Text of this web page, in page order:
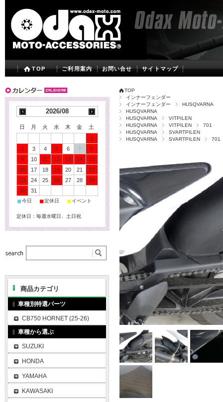
TOP ご利用案内 お問い合せ サイトマップ
TOP
インナーフェンダー
インナーフェンダー
HUSQVARNA
HUSQVARNA
HUSQVARNA
VITPILEN
HUSQVARNA
VITPILEN
701
HUSQVARNA
SVARTPILEN
HUSQVARNA
SVARTPILEN 701
2026/08
日 月 火 水 木 金
土
1
2
3 4 5 6 7
8
9
10 11 12 13 14
15
16
17 18 19 20 21
22
23
24 25 26 27 28
29
30
31
■今日 ■定休日 ■ イベント
定休日：毎週水曜日、土日祝
商品カテゴリ
車種別特選パーツ
CB750 HORNET (25-26)
車種から選ぶ
SUZUKI
HONDA
YAMAHA
KAWASAKI